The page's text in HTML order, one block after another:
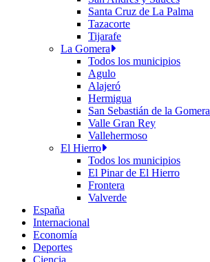
Santa Cruz de La Palma
Tazacorte
Tijarafe
La Gomera
Todos los municipios
Agulo
Alajeró
Hermigua
San Sebastián de la Gomera
Valle Gran Rey
Vallehermoso
El Hierro
Todos los municipios
El Pinar de El Hierro
Frontera
Valverde
España
Internacional
Economía
Deportes
Ciencia